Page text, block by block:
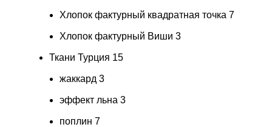
Хлопок фактурный квадратная точка 7
Хлопок фактурный Виши 3
Ткани Турция 15
жаккард 3
эффект льна 3
поплин 7